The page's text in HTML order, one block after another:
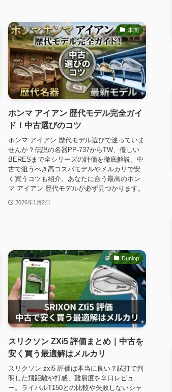
本間
ホンマ アイアン 歴代モデル完全ガイ
ド！中古選びのコツ
ホンマ アイアン 歴代モデル選びで迷っていま
せんか？伝説の名器PP-737からTW、優しい
BERESまで全シリーズの評価を徹底解説。中
古で狙うべき高コスパモデルやメルカリで安
く買うコツも紹介。あなたに合う最高のホン
マ アイアン 歴代モデルが必ず見つかります。
2026年1月2日
Dunlop
スリクソン ZXi5 評価まとめ｜中古を
安く買う最適解はメルカリ
スリクソン zxi5 評価は本当に良い？試打で判
明した飛距離や打感、難易度を辛口レビュ
ー。ライバルT150との比較や失敗しないシャ